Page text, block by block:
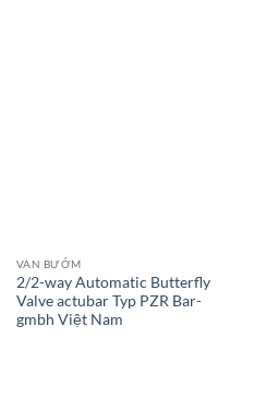
VAN BƯỚM
2/2-way Automatic Butterfly
Valve actubar Typ PZR Bar-
gmbh Việt Nam